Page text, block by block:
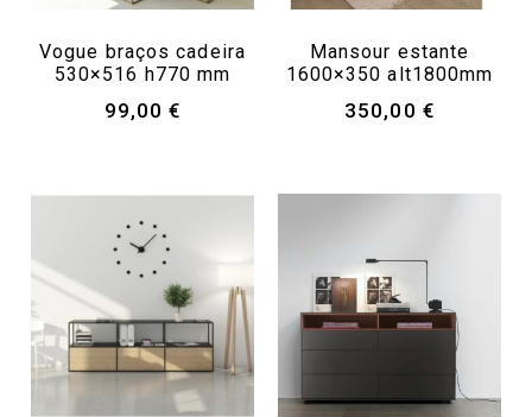
Vogue braços cadeira
530×516 h770 mm
99,00€
Mansour estante
1600×350 alt1800mm
350,00 €